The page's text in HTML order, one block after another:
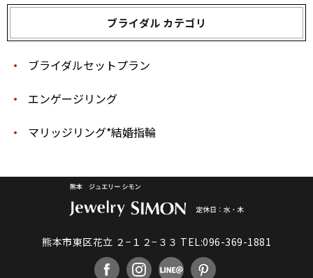
ブライダル カテゴリ
エンゲージリング
ブライダルセットプラン
マリッジリング*結婚指輪
熊本市東区花立 ２−１２−３３ TEL:096-369-1881